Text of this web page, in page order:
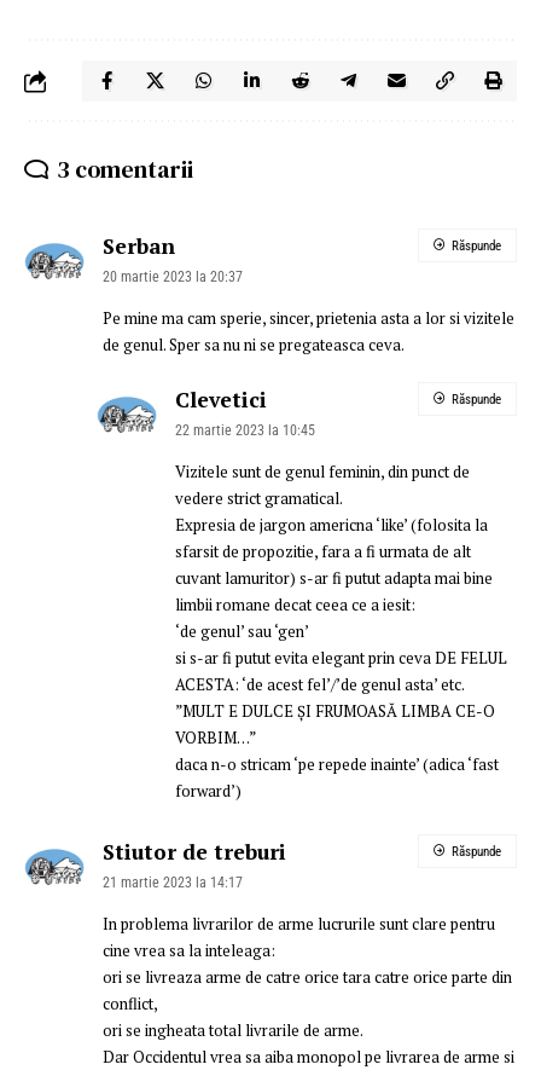
3 comentarii
Serban
20 martie 2023 la 20:37
Pe mine ma cam sperie, sincer, prietenia asta a lor si vizitele
de genul. Sper sa nu ni se pregateasca ceva.
Răspunde
Clevetici
22 martie 2023 la 10:45
Vizitele sunt de genul feminin, din punct de
vedere strict gramatical.
Expresia de jargon americna ‘like’ (folosita la
sfarsit de propozitie, fara a fi urmata de alt
cuvant lamuritor) s-ar fi putut adapta mai bine
limbii romane decat ceea ce a iesit:
‘de genul’ sau ‘gen’
si s-ar fi putut evita elegant prin ceva DE FELUL
ACESTA: ‘de acest fel’/’de genul asta’ etc.
”MULT E DULCE ŞI FRUMOASĂ LIMBA CE-O
VORBIM…”
daca n-o stricam ‘pe repede inainte’ (adica ‘fast
forward’)
Răspunde
Stiutor de treburi
21 martie 2023 la 14:17
In problema livrarilor de arme lucrurile sunt clare pentru
cine vrea sa la inteleaga:
ori se livreaza arme de catre orice tara catre orice parte din
conflict,
ori se ingheata total livrarile de arme.
Dar Occidentul vrea sa aiba monopol pe livrarea de arme si
Răspunde